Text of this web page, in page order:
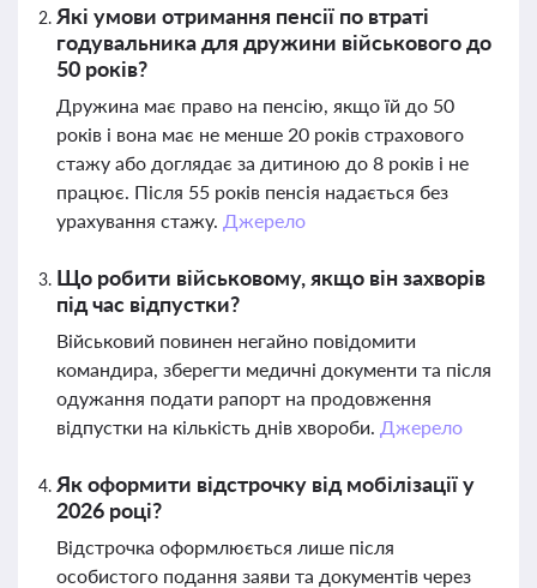
Які умови отримання пенсії по втраті
годувальника для дружини військового до
50 років?
Дружина має право на пенсію, якщо їй до 50
років і вона має не менше 20 років страхового
стажу або доглядає за дитиною до 8 років і не
працює. Після 55 років пенсія надається без
урахування стажу. Джерело
Що робити військовому, якщо він захворів
під час відпустки?
Військовий повинен негайно повідомити
командира, зберегти медичні документи та після
одужання подати рапорт на продовження
відпустки на кількість днів хвороби. Джерело
Як оформити відстрочку від мобілізації у
2026 році?
Відстрочка оформлюється лише після
особистого подання заяви та документів через